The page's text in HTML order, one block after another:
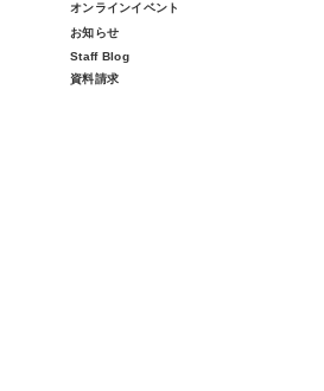
オンラインイベント
お知らせ
Staff Blog
資料請求